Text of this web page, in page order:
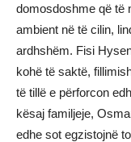
domosdoshme që të
ambient në të cilin,
ardhshëm. Fisi
kohë të saktë,
të tillë e përforcon
kësaj familjeje,
edhe sot egzistojnë